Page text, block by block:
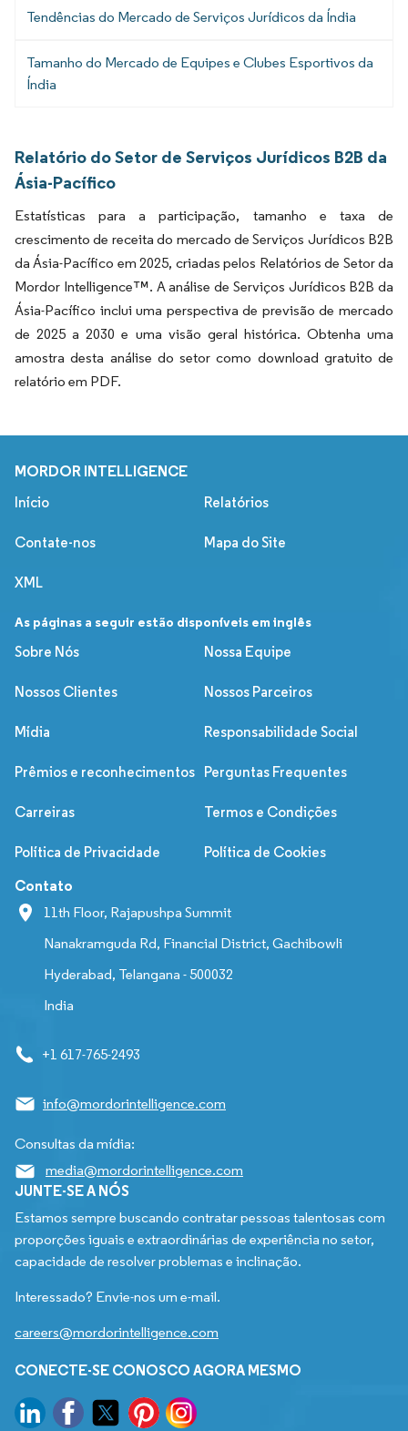
Tendências do Mercado de Serviços Jurídicos da Índia
Tamanho do Mercado de Equipes e Clubes Esportivos da
Índia
Relatório do Setor de Serviços Jurídicos B2B da
Ásia-Pacífico
Estatísticas para a participação, tamanho e taxa de
crescimento de receita do mercado de Serviços Jurídicos B2B
da Ásia-Pacífico em 2025, criadas pelos Relatórios de Setor da
Mordor Intelligence™. A análise de Serviços Jurídicos B2B da
Ásia-Pacífico inclui uma perspectiva de previsão de mercado
de 2025 a 2030 e uma visão geral histórica. Obtenha uma
amostra desta análise do setor como download gratuito de
relatório em PDF.
MORDOR INTELLIGENCE
Início Relatórios
Contate-nos Mapa do Site
XML
As páginas a seguir estão disponíveis em inglês
Sobre Nós
Nossa Equipe
Nossos Clientes Nossos Parceiros
Mídia Responsabilidade Social
Prêmios e reconhecimentos Perguntas Frequentes
Carreiras Termos e Condições
Política de Privacidade Política de Cookies
Contato
11th Floor, Rajapushpa Summit
Nanakramguda Rd, Financial District, Gachibowli
Hyderabad, Telangana - 500032
India
+1 617-765-2493
info@mordorintelligence.com
Consultas da mídia:
media@mordorintelligence.com
JUNTE-SE A NÓS
Estamos sempre buscando contratar pessoas talentosas com
proporções iguais e extraordinárias de experiência no setor,
capacidade de resolver problemas e inclinação.
Interessado? Envie-nos um e-mail.
careers@mordorintelligence.com
CONECTE-SE CONOSCO AGORA MESMO